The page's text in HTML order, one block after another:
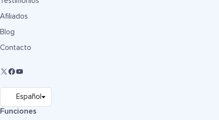
Afiliados
Blog
Contacto
Funciones